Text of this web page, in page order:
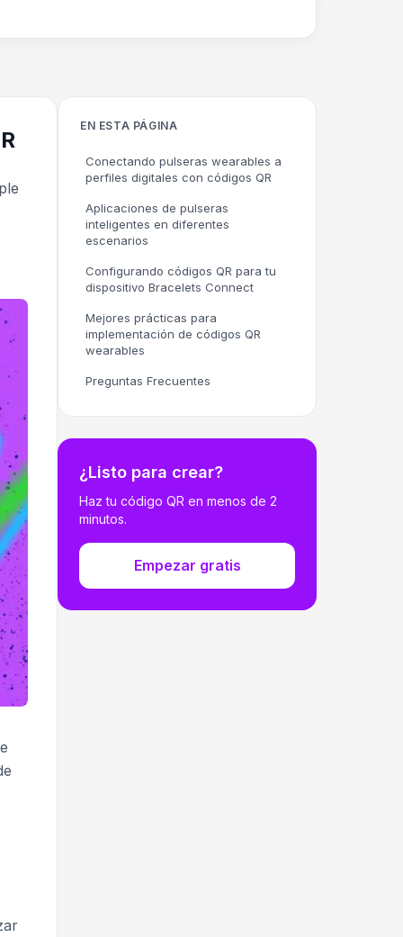
EN ESTA PÁGINA
Conectando pulseras wearables a
perfiles digitales con códigos QR
Aplicaciones de pulseras
inteligentes en diferentes
escenarios
Configurando códigos QR para tu
dispositivo Bracelets Connect
Mejores prácticas para
implementación de códigos QR
wearables
Preguntas Frecuentes
¿Listo para crear?
Haz tu código QR en menos de 2
minutos.
Empezar gratis